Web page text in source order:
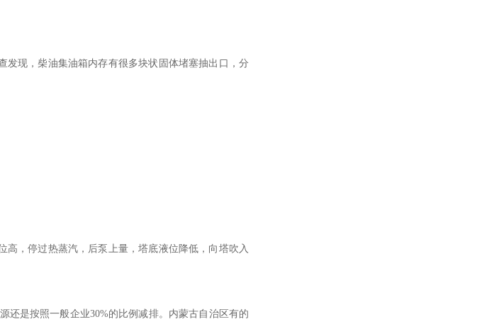
现，柴油集油箱内存有很多块状固体堵塞抽出口，分
，停过热蒸汽，后泵上量，塔底液位降低，向塔吹入
还是按照一般企业30%的比例减排。内蒙古自治区有的